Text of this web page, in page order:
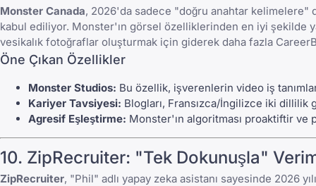
Monster Canada, 2026'da sadece "doğru anahtar kelimelere"
kabul ediliyor. Monster'ın görsel özelliklerinden en iyi şekilde
vesikalık fotoğraflar oluşturmak için giderek daha fazla
Öne Çıkan Özellikler
Monster Studios: Bu özellik, işverenlerin video iş
Kariyer Tavsiyesi: Blogları, Fransızca/İngilizce iki
Agresif Eşleştirme: Monster'ın algoritması proaktiftir
10. ZipRecruiter: "Tek Dokunuşla"
ZipRecruiter, "Phil" adlı yapay zeka asistanı sayesinde 2026